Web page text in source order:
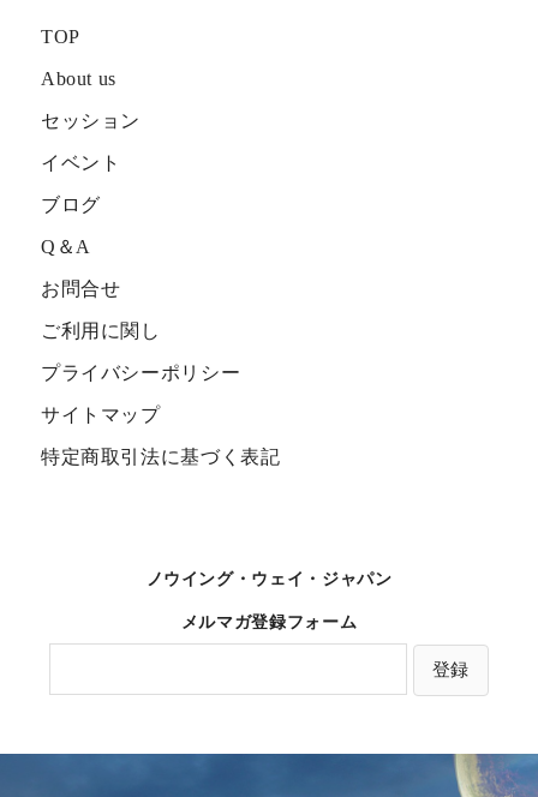
TOP
About us
セッション
イベント
ブログ
Q＆A
お問合せ
ご利用に関し
プライバシーポリシー
サイトマップ
特定商取引法に基づく表記
ノウイング・ウェイ・ジャパン
メルマガ登録フォーム